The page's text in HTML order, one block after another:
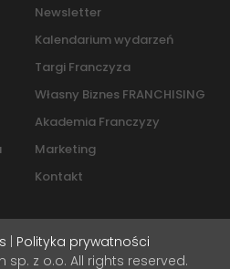
Newsletter
Kalendarium wydarzeń
Targi Franczyza
Własny Biznes FRANCHISING
Akademia Franczyzy
Marketing
Kontakt
| Polityka prywatności
sp. z o.o. All rights reserved.